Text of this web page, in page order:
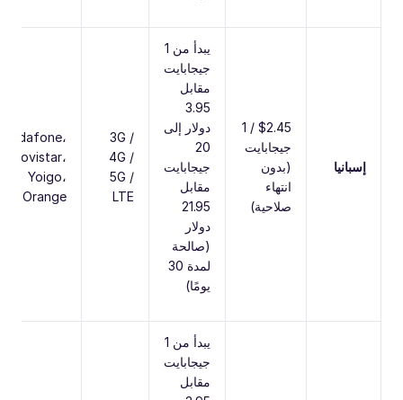
إسبانيا
$2.45 / 1
جيجابايت
(بدون
انتهاء
صلاحية)
يبدأ من 1
جيجابايت
مقابل
3.95
دولار إلى
20
جيجابايت
مقابل
21.95
دولار
(صالحة
لمدة 30
يومًا)
3G /
4G /
5G /
LTE
Vodafone،
Movistar،
Yoigo،
Orange
يبدأ من 1
جيجابايت
مقابل